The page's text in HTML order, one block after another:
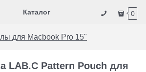
Каталог 0
для Macbook Pro 15"
LAB.C Pattern Pouch для